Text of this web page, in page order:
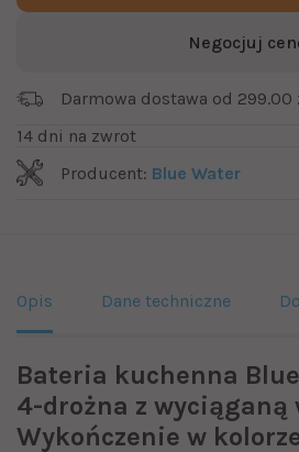
Negocjuj
Darmowa dostawa od 299.00
14 dni na zwrot
Producent: Blue Water
Opis Dane techniczne
Bateria kuchenna
4-drożna z wyciąganą
Wykończenie w